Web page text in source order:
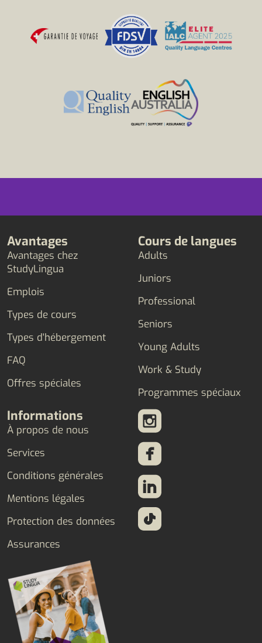
Avantages
Avantages chez
StudyLingua
Emplois
Types de cours
Types d'hébergement
FAQ
Offres spéciales
Cours de langues
Adults
Juniors
Professional
Seniors
Young Adults
Work & Study
Programmes spéciaux
Informations
À propos de nous
Services
Conditions générales
Mentions légales
Protection des données
Assurances